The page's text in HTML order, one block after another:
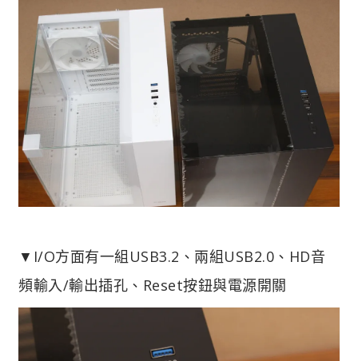
▼I/O方面有一組USB3.2、兩組USB2.0、HD音
頻輸入/輸出插孔、Reset按鈕與電源開關